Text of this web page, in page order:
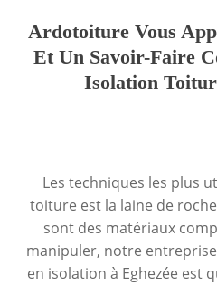
Ardotoiture Vous
Et Un Savoir-Faire
Isolation
Les techniques les plus
toiture est la laine de
sont des matériaux
manipuler, notre
en isolation à Eghezée est